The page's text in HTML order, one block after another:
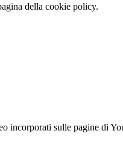
della cookie policy.
incorporati sulle pagine di